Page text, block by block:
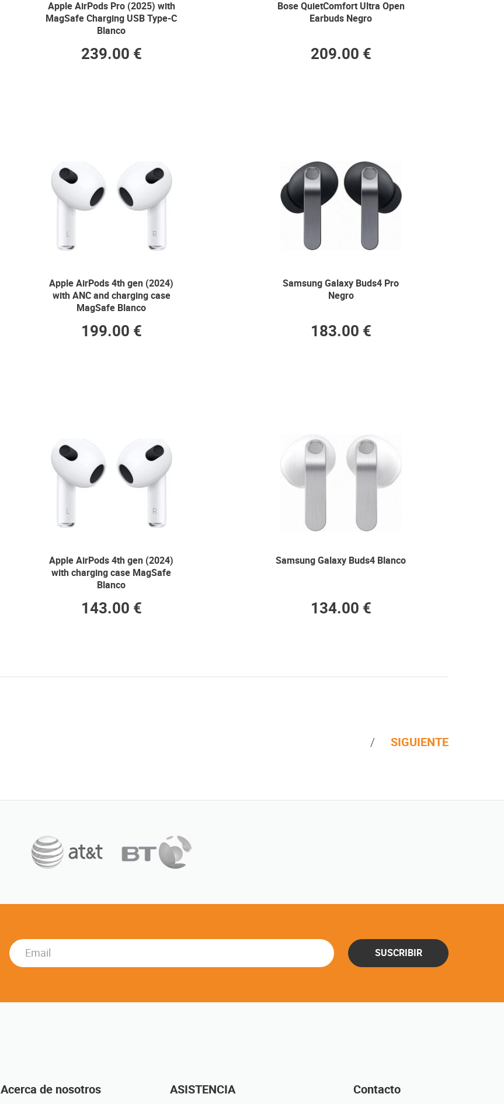
Apple AirPods Pro (2025) with
MagSafe Charging USB Type-C
Blanco
239.00 €
Bose QuietComfort Ultra Open
Earbuds Negro
209.00 €
Apple AirPods 4th gen (2024)
with ANC and charging case
MagSafe Blanco
199.00 €
Samsung Galaxy Buds4 Pro
Negro
183.00 €
Apple AirPods 4th gen (2024)
with charging case MagSafe
Blanco
143.00 €
Samsung Galaxy Buds4 Blanco
134.00 €
SIGUIENTE
SUSCRIBIR
Acerca de nosotros ASISTENCIA Contacto